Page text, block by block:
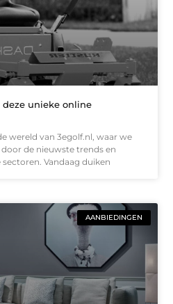
unieke online
wereld van 3egolf.nl, waar we
de nieuwste trends en
Vandaag duiken
AANBIEDINGEN